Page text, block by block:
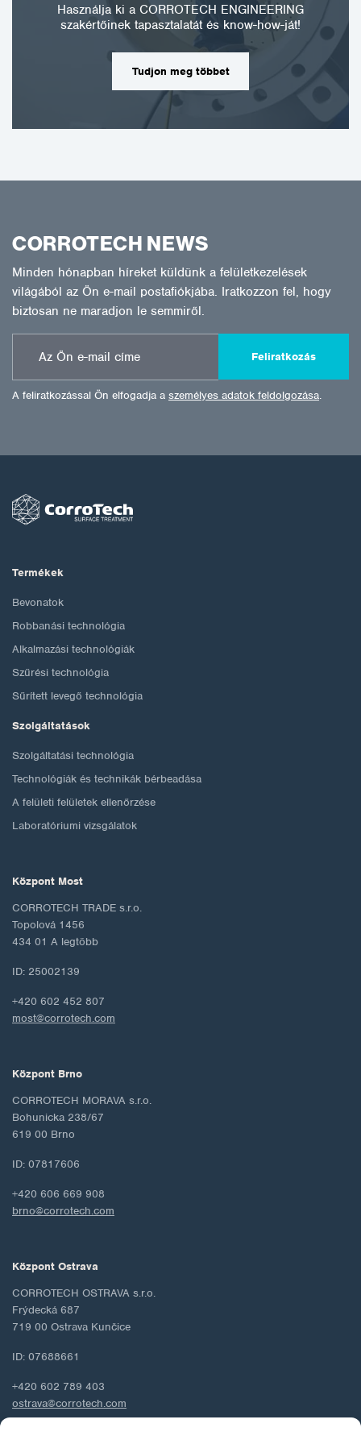
Használja ki a CORROTECH ENGINEERING
szakértőinek tapasztalatát és know-how-ját!
Tudjon meg többet
CORROTECH NEWS
Minden hónapban híreket küldünk a felületkezelések
világából az Ön e-mail postafiókjába. Iratkozzon fel, hogy
biztosan ne maradjon le semmiről.
Feliratkozás
A feliratkozással Ön elfogadja a személyes adatok feldolgozása.
Termékek
Bevonatok
Robbanási technológia
Alkalmazási technológiák
Szűrési technológia
Sűrített levegő technológia
Szolgáltatások
Szolgáltatási technológia
Technológiák és technikák bérbeadása
A felületi felületek ellenőrzése
Laboratóriumi vizsgálatok
Központ Most
CORROTECH TRADE s.r.o.
Topolová 1456
434 01 A legtöbb
ID: 25002139
+420 602 452 807
most@corrotech.com
Központ Brno
CORROTECH MORAVA s.r.o.
Bohunicka 238/67
619 00 Brno
ID: 07817606
+420 606 669 908
brno@corrotech.com
Központ Ostrava
CORROTECH OSTRAVA s.r.o.
Frýdecká 687
719 00 Ostrava Kunčice
ID: 07688661
+420 602 789 403
ostrava@corrotech.com